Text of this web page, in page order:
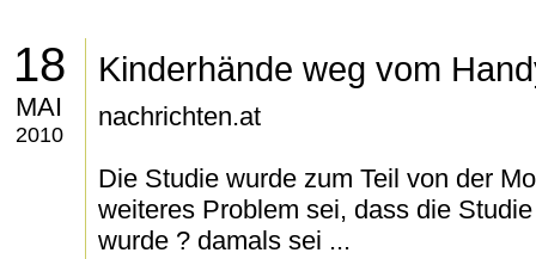
18
MAI
2010
Kinderhände weg vom
nachrichten.at
Die Studie wurde zum Teil von der
weiteres Problem sei, dass die
wurde ? damals sei ...